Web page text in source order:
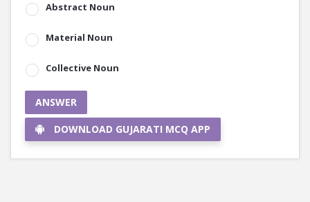
Abstract Noun
Material Noun
Collective Noun
ANSWER
DOWNLOAD GUJARATI MCQ APP